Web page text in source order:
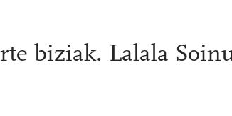
biziak. Lalala